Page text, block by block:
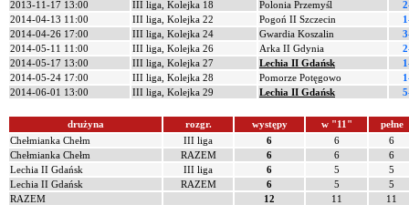
2013-11-17 13:00
III liga, Kolejka 18 Polonia Przemyśl
2014-04-13 11:00
III liga, Kolejka 22 Pogoń II Szczecin
2014-04-26 17:00
III liga, Kolejka 24 Gwardia Koszalin
2014-05-11 11:00
III liga, Kolejka 26 Arka II Gdynia
2014-05-17 13:00
III liga, Kolejka 27 Lechia II Gdańsk
2014-05-24 17:00
III liga, Kolejka 28 Pomorze Potęgowo
2014-06-01 13:00
III liga, Kolejka 29 Lechia II Gdańsk
drużyna rozgr. występy w "11"
pełne
Chełmianka Chełm
III liga 6 6
6
Chełmianka Chełm
RAZEM 6 6
6
Lechia II Gdańsk
III liga 6 5
5
Lechia II Gdańsk
RAZEM 6 5
5
RAZEM
12 11 11